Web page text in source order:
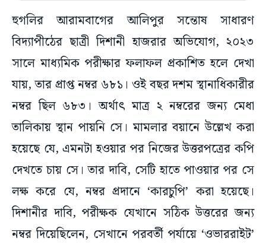
হুগলির আরামবাগের আলিপুর সন্তোষ সাধারণ
বিদ্যাপীঠের ছাত্রী দিশানী হাজরার অভিযোগ, ২০২৩
সালে মাধ্যমিক পরীক্ষার ফলাফল প্রকাশিত হলে দেখা
যায়, তার প্রাপ্ত নম্বর ৬৮১। ওই বছর দশম স্থানাধিকারীর
নম্বর ছিল ৬৮৩। অর্থাৎ মাত্র ২ নম্বরের জন্য মেধা
তালিকায় স্থান পায়নি সে। মামলার বয়ানে উল্লেখ করা
হয়েছে যে, এমনটা হওয়ার পর নিজের উত্তরপত্রের কপি
দেখতে চায় সে। তার দাবি, সেটি হাতে পাওয়ার পর সে
লক্ষ করে যে, নম্বর প্রদানে ‘কারচুপি’ করা হয়েছে।
দিশানীর দাবি, পরীক্ষক যেখানে সঠিক উত্তরের জন্য
নম্বর দিয়েছিলেন, সেখানে পরবর্তী পর্যায়ে ‘ওভাররাইট’